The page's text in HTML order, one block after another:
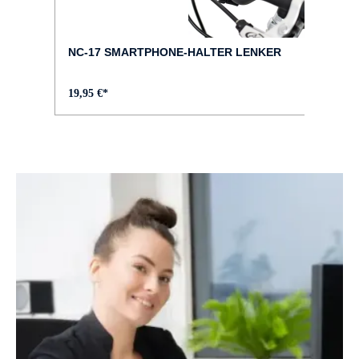
GABEL :
Suntour NCX-E Air LO 63mm 15QLC
GÄNGE :
NC-17 SMARTPHONE-HALTER LENKER
19,95 €*